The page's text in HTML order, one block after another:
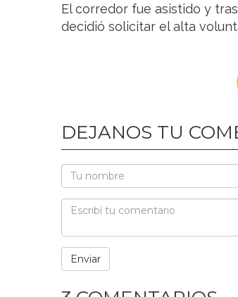
El corredor fue asistido y
decidió solicitar el alta
DEJANOS TU